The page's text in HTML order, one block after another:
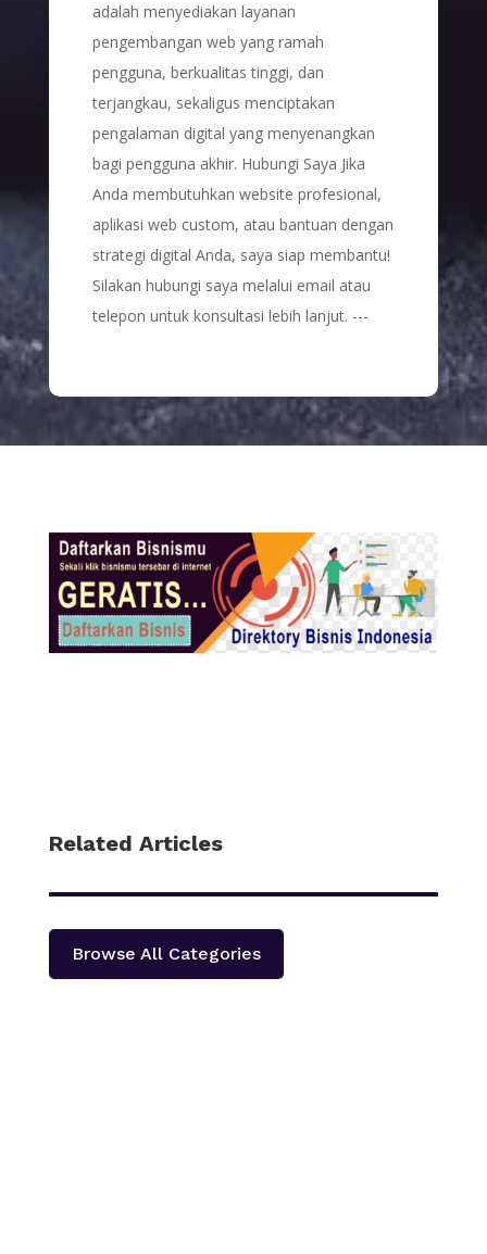
adalah menyediakan layanan
pengembangan web yang ramah
pengguna, berkualitas tinggi, dan
terjangkau, sekaligus menciptakan
pengalaman digital yang menyenangkan
bagi pengguna akhir. Hubungi Saya Jika
Anda membutuhkan website profesional,
aplikasi web custom, atau bantuan dengan
strategi digital Anda, saya siap membantu!
Silakan hubungi saya melalui email atau
telepon untuk konsultasi lebih lanjut. ---
Related Articles
Browse All Categories